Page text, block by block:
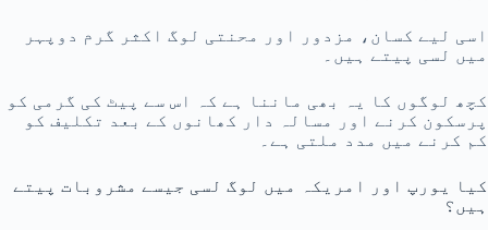
اسی لیے کسان، مزدور اور محنتی لوگ اکثر گرم دوپہر
میں لسی پیتے ہیں۔
کچھ لوگوں کا یہ بھی ماننا ہے کہ اس سے پیٹ کی گرمی کو
پرسکون کرنے اور مسالہ دار کھانوں کے بعد تکلیف کو
کم کرنے میں مدد ملتی ہے۔
کیا یورپ اور امریکہ میں لوگ لسی جیسے مشروبات پیتے
ہیں؟